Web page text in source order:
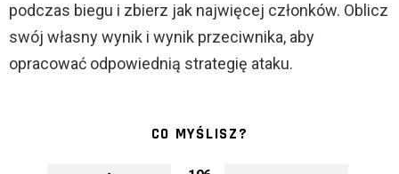
podczas biegu i zbierz jak najwięcej członków. Oblicz
swój własny wynik i wynik przeciwnika, aby
opracować odpowiednią strategię ataku.
CO MYŚLISZ?